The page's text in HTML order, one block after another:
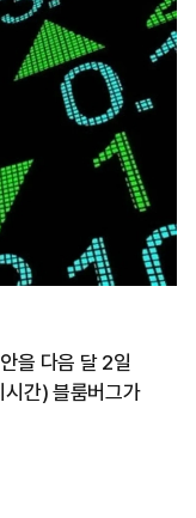
을 다음 달 2일
간) 블룸버그가